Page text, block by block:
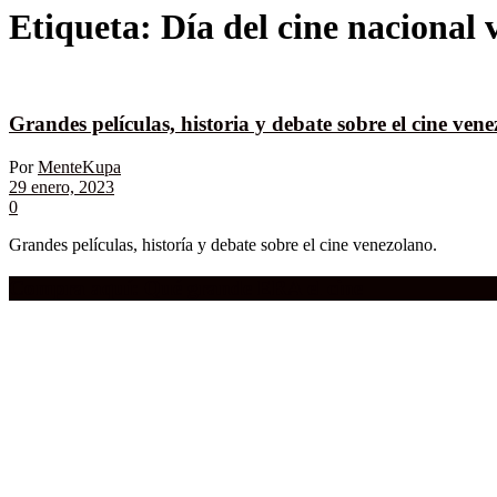
Etiqueta: Día del cine nacional
Grandes películas, historia y debate sobre el cine
Por MenteKupa
29 enero, 2023
0
Grandes películas, historía y debate sobre el cine venezolano.